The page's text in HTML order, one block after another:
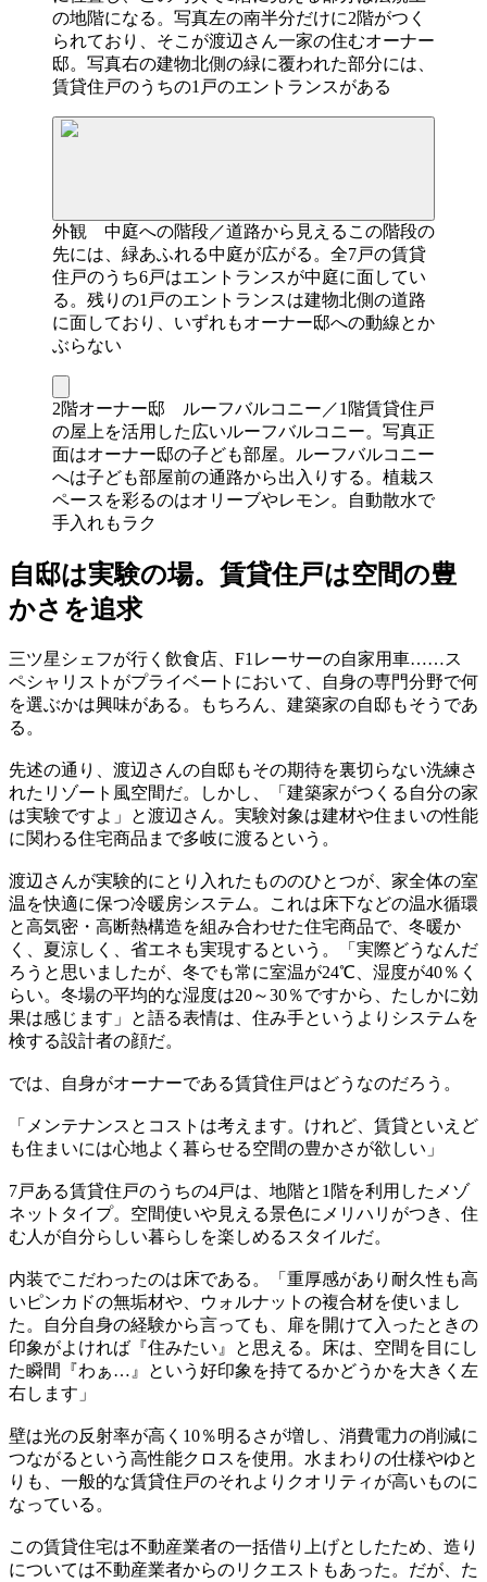
の地階になる。写真左の南半分だけに2階がつく
られており、そこが渡辺さん一家の住むオーナー
邸。写真右の建物北側の緑に覆われた部分には、
賃貸住戸のうちの1戸のエントランスがある
外観 中庭への階段／道路から見えるこの階段の
先には、緑あふれる中庭が広がる。全7戸の賃貸
住戸のうち6戸はエントランスが中庭に面してい
る。残りの1戸のエントランスは建物北側の道路
に面しており、いずれもオーナー邸への動線とか
ぶらない
2階オーナー邸 ルーフバルコニー／1階賃貸住戸
の屋上を活用した広いルーフバルコニー。写真正
面はオーナー邸の子ども部屋。ルーフバルコニー
へは子ども部屋前の通路から出入りする。植栽ス
ペースを彩るのはオリーブやレモン。自動散水で
手入れもラク
自邸は実験の場。賃貸住戸は空間の豊
かさを追求
三ツ星シェフが行く飲食店、F1レーサーの自家用車……ス
ペシャリストがプライベートにおいて、自身の専門分野で何
を選ぶかは興味がある。もちろん、建築家の自邸もそうであ
る。
先述の通り、渡辺さんの自邸もその期待を裏切らない洗練さ
れたリゾート風空間だ。しかし、「建築家がつくる自分の家
は実験ですよ」と渡辺さん。実験対象は建材や住まいの性能
に関わる住宅商品まで多岐に渡るという。
渡辺さんが実験的にとり入れたもののひとつが、家全体の室
温を快適に保つ冷暖房システム。これは床下などの温水循環
と高気密・高断熱構造を組み合わせた住宅商品で、冬暖か
く、夏涼しく、省エネも実現するという。「実際どうなんだ
ろうと思いましたが、冬でも常に室温が24℃、湿度が40％く
らい。冬場の平均的な湿度は20～30％ですから、たしかに効
果は感じます」と語る表情は、住み手というよりシステムを
検する設計者の顔だ。
では、自身がオーナーである賃貸住戸はどうなのだろう。
「メンテナンスとコストは考えます。けれど、賃貸といえど
も住まいには心地よく暮らせる空間の豊かさが欲しい」
7戸ある賃貸住戸のうちの4戸は、地階と1階を利用したメゾ
ネットタイプ。空間使いや見える景色にメリハリがつき、住
む人が自分らしい暮らしを楽しめるスタイルだ。
内装でこだわったのは床である。「重厚感があり耐久性も高
いピンカドの無垢材や、ウォルナットの複合材を使いまし
た。自分自身の経験から言っても、扉を開けて入ったときの
印象がよければ『住みたい』と思える。床は、空間を目にし
た瞬間『わぁ…』という好印象を持てるかどうかを大きく左
右します」
壁は光の反射率が高く10％明るさが増し、消費電力の削減に
つながるという高性能クロスを使用。水まわりの仕様やゆと
りも、一般的な賃貸住戸のそれよりクオリティが高いものに
なっている。
この賃貸住宅は不動産業者の一括借り上げとしたため、造り
については不動産業者からのリクエストもあった。だが、た